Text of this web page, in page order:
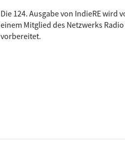
Die 124. Ausgabe von IndieRE wird
einem Mitglied des Netzwerks
vorbereitet.